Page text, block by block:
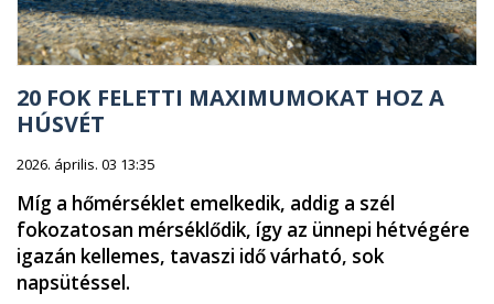
20 FOK FELETTI MAXIMUMOKAT HOZ A
HÚSVÉT
2026. április. 03 13:35
Míg a hőmérséklet emelkedik, addig a szél
fokozatosan mérséklődik, így az ünnepi hétvégére
igazán kellemes, tavaszi idő várható, sok
napsütéssel.